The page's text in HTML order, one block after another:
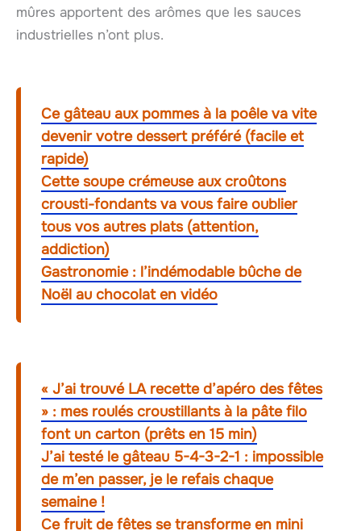
mûres apportent des arômes que les sauces
industrielles n’ont plus.
Ce gâteau aux pommes à la poêle va vite
devenir votre dessert préféré (facile et
rapide)
Cette soupe crémeuse aux croûtons
crousti-fondants va vous faire oublier
tous vos autres plats (attention,
addiction)
Gastronomie : l’indémodable bûche de
Noël au chocolat en vidéo
« J’ai trouvé LA recette d’apéro des fêtes
» : mes roulés croustillants à la pâte filo
font un carton (prêts en 15 min)
J’ai testé le gâteau 5-4-3-2-1 : impossible
de m’en passer, je le refais chaque
semaine !
Ce fruit de fêtes se transforme en mini